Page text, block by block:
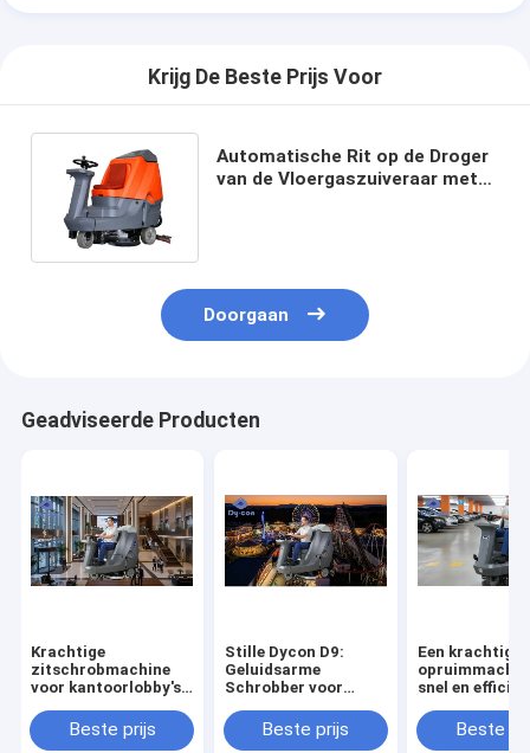
Krijg De Beste Prijs Voor
Automatische Rit op de Droger
van de Vloergaszuiveraar met
Doorgaan
Geadviseerde Producten
Krachtige
zitschrobmachine
voor kantoorlobby's |
Beste prijs
Stille Dycon D9:
Geluidsarme
Schrobber voor
in Themaparken.
Beste prijs
Een krachtige
snel en
schoonmaken
Beste